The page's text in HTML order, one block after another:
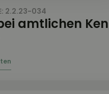
2.2.23-034
amtlichen